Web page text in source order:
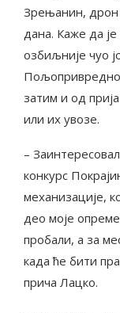
Зрењанин, дрон
дана. Каже да је
озбиљније чуо
затим и од
или их увозе.
–
конкурс
механизације,
део моје
пробали, а за
када ће бити
прича Лацко.